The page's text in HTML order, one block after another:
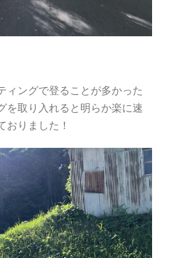
ィングで登ることが多かった
を取り入れると明らか楽に速
おりました！